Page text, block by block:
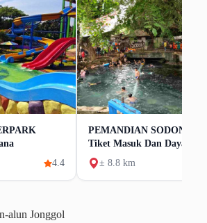
4.4
PEMANDIAN SODONG
Tiket Masuk Dan Daya
± 8.8 km
alun Jonggol